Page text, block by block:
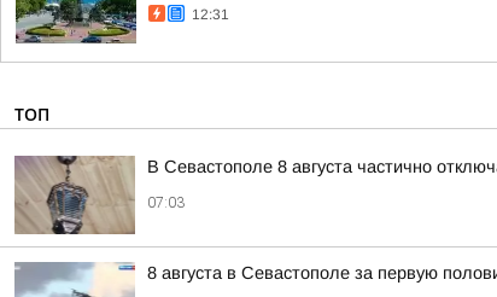
12:31
ТОП
В Севастополе 8 августа частично
07:03
8 августа в Севастополе за первую